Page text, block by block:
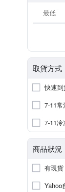
取貨方式
快速
7-11常
7-11冷
商品狀況
有現貨
Yahoo